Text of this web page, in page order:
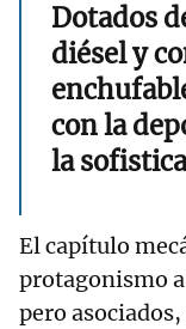
Dotados
diésel y
con la
la
El capítulo
protagonismo
pero